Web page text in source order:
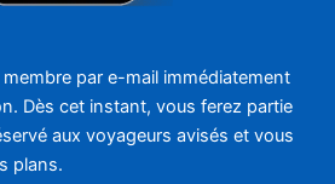
par e-mail immédiatement
Dès cet instant, vous ferez partie
aux voyageurs avisés et vous
plans.